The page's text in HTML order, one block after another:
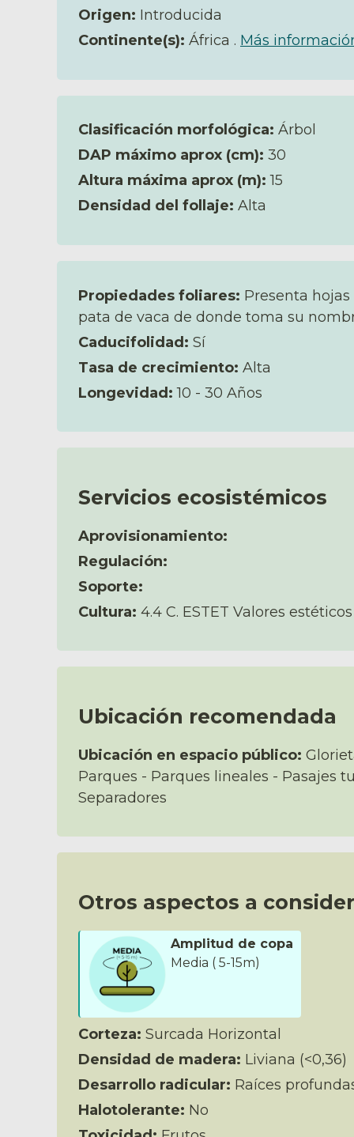
Origen: Introducida
Continente(s): África . Más
Clasificación morfológica: Árbol
DAP máximo aprox (cm): 30
Altura máxima aprox (m):15
Densidad del follaje: Alta
Propiedades foliares: Presenta
pata de vaca de donde toma su
Caducifolidad: Sí
Tasa de crecimiento: Alta
Longevidad:10 - 30 Años
Servicios ecosistémicos
Aprovisionamiento:
Regulación:
Soporte:
Cultura: 4.4 C. ESTET Valores estéticos
Ubicación recomendada
Ubicación en espacio público:
Parques - Parques lineales - Pasajes
Separadores
Otros aspectos a
Amplitud de copa
Media ( 5-15m)
Corteza: Surcada Horizontal
Densidad de madera: Liviana (<0,36)
Desarrollo radicular: Raíces
Halotolerante: No